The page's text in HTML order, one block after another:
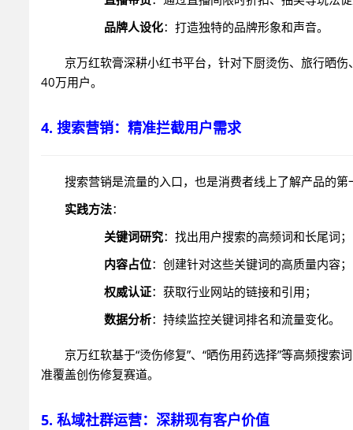
品牌人设化：打造独特的品牌形象和声音。
京万红软膏深耕小红书平台，针对下厨烫伤、旅行晒
40万用户。
4. 搜索营销：精准拦截用户需求
搜索营销是流量的入口，也是消费者线上了解产品的
实践方法：
关键词研究：找出用户搜索的高频词和长尾词；
内容占位：创建针对这些关键词的高质量内容；
权威认证：获取行业网站的链接和引用；
数据分析：持续监控关键词排名和流量变化。
京万红软基于“烫伤修复”、“晒伤用药选择”等高频搜
准覆盖创伤修复赛道。
5. 私域社群运营：深耕现有客户价值